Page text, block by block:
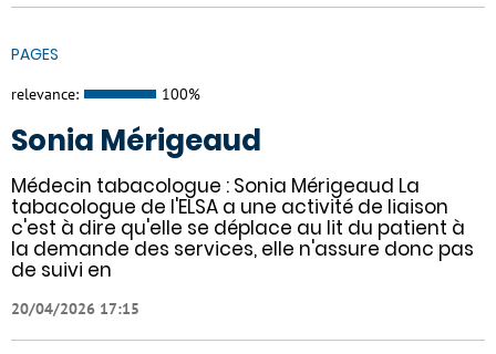
PAGES
relevance: 100%
Sonia Mérigeaud
Médecin tabacologue : Sonia Mérigeaud La
tabacologue de l'ELSA a une activité de liaison
c'est à dire qu'elle se déplace au lit du patient à
la demande des services, elle n'assure donc pas
de suivi en
20/04/2026 17:15